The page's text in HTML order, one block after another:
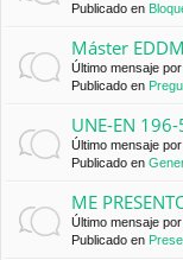
Publicado en
Máster EDDM
Último mensaje por
Publicado en
UNE-EN
Último mensaje por
Publicado en
ME
Último mensaje por
Publicado en